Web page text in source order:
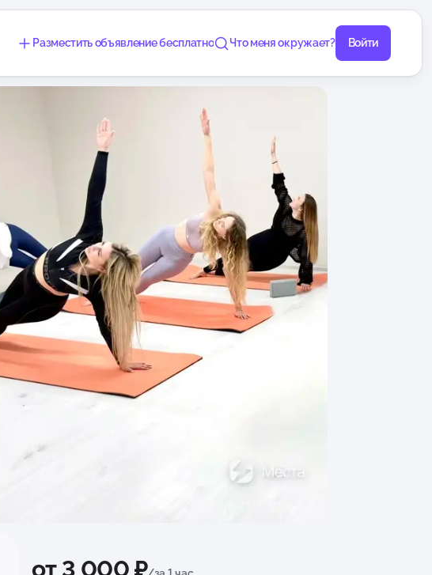
Разместить объявление бесплатно Что меня окружает? Войти
от 3 000 ₽